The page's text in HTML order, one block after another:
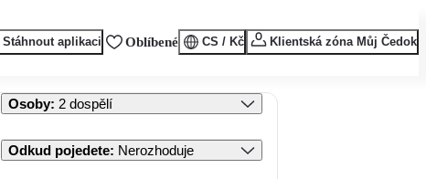
Stáhnout aplikaci Oblíbené CS / Kč Klientská zóna Můj Čedok
Osoby: 2 dospělí
Odkud pojedete: Nerozhoduje